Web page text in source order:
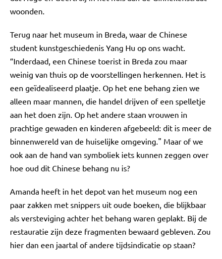
woonden.
Terug naar het museum in Breda, waar de Chinese
student kunstgeschiedenis Yang Hu op ons wacht.
“Inderdaad, een Chinese toerist in Breda zou maar
weinig van thuis op de voorstellingen herkennen. Het is
een geïdealiseerd plaatje. Op het ene behang zien we
alleen maar mannen, die handel drijven of een spelletje
aan het doen zijn. Op het andere staan vrouwen in
prachtige gewaden en kinderen afgebeeld: dit is meer de
binnenwereld van de huiselijke omgeving." Maar of we
ook aan de hand van symboliek iets kunnen zeggen over
hoe oud dit Chinese behang nu is?
Amanda heeft in het depot van het museum nog een
paar zakken met snippers uit oude boeken, die blijkbaar
als versteviging achter het behang waren geplakt. Bij de
restauratie zijn deze fragmenten bewaard gebleven. Zou
hier dan een jaartal of andere tijdsindicatie op staan?